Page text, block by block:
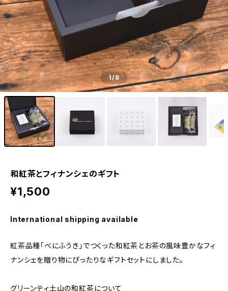
1/8
和紅茶とフィナンシェのギフト
¥1,500
International shipping available
紅茶品種｢べにふうき｣でつくった和紅茶とお茶の風味豊かなフィ
ナンシェを贈り物にぴったりなギフトセットにしました。
グリーンティ土山の和紅茶について